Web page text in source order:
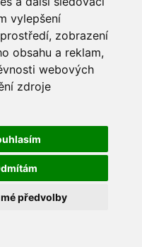
vylepšení
zobrazení
obsahu a reklam,
webových
zdroje
předvolby
40g/20ks